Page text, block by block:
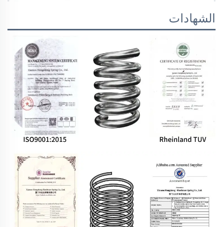
الشهادات